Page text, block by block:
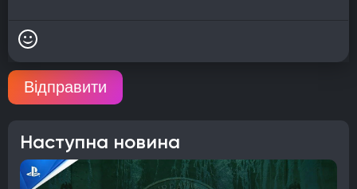
Відправити
Наступна новина